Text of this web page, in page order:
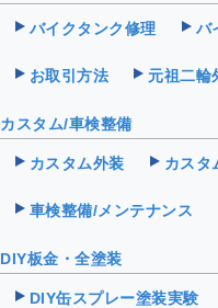
バイクタンク修理 バ
お取引方法 元祖二輪
カスタム/車検整備
カスタム外装 カスタ
車検整備/メンテナンス
DIY板金・全塗装
DIY缶スプレー塗装実験